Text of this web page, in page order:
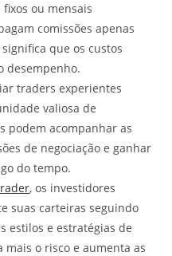
ou mensais
comissões apenas
que os custos
desempenho.
traders experientes
valiosa de
podem acompanhar as
de negociação e ganhar
do tempo.
, os investidores
suas carteiras seguindo
estilos e estratégias de
mais o risco e aumenta as